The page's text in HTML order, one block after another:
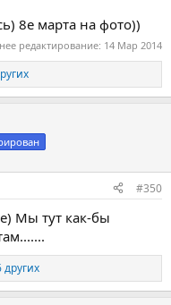
users/buzaesco/view
8е марта на фото))
редактирование: 14 Мар 2014
#350
Мы тут как-бы